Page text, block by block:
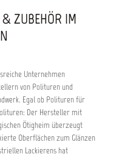
ZUBEHÖR IM
Unternehmen
von Polituren und
Egal ob Polituren für
Der Hersteller mit
Ötigheim überzeugt
Oberflächen zum Glänzen
Lackierens hat